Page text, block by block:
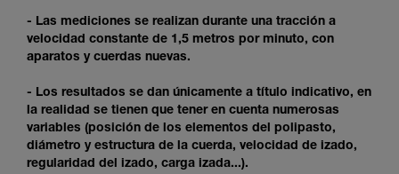
- Las mediciones se realizan durante una tracción a
velocidad constante de 1,5 metros por minuto, con
aparatos y cuerdas nuevas.
- Los resultados se dan únicamente a título indicativo, en
la realidad se tienen que tener en cuenta numerosas
variables (posición de los elementos del polipasto,
diámetro y estructura de la cuerda, velocidad de izado,
regularidad del izado, carga izada...).